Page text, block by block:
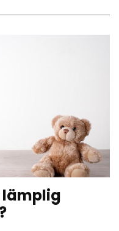
lämplig